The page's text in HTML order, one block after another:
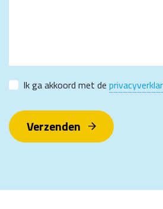
Ik ga akkoord met de
Verzenden